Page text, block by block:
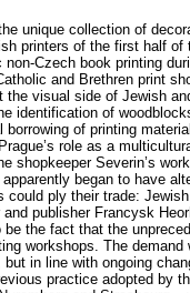
unique collection of
printers of the first half
Czech book printing
and Brethren print
the visual side of Jewish
identification of
of printing
role as a
shopkeeper Severin’s
began to have
could ply their trade:
publisher Francysk
be the fact that the
workshops. The
in line with ongoing
practice adopted by